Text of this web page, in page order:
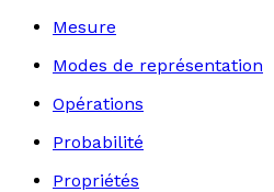
Mesure
Modes de représentation
Opérations
Probabilité
Propriétés